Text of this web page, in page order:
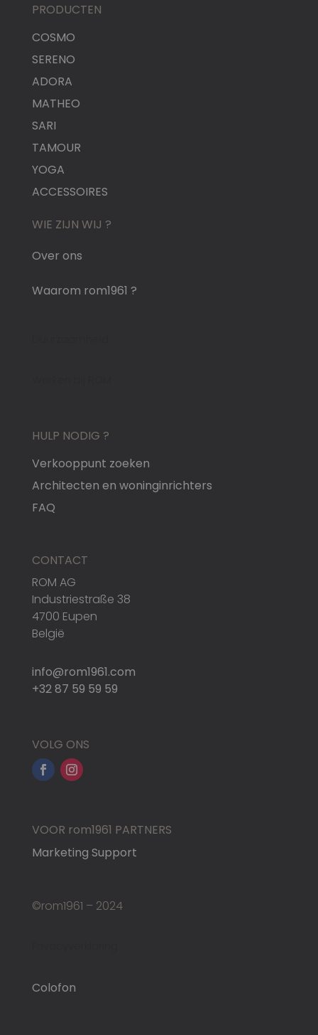
PRODUCTEN
COSMO
SERENO
ADORA
MATHEO
SARI
TAMOUR
YOGA
ACCESSOIRES
WIE ZIJN WIJ ?
Over ons
Waarom rom1961 ?
HULP NODIG ?
Verkooppunt zoeken
Architecten en woninginrichters
FAQ
CONTACT
ROM AG
Industriestraße 38
4700 Eupen
België
info@rom1961.com
+32 87 59 59 59
VOLG ONS
VOOR rom1961 PARTNERS
Marketing Support
©rom1961 – 2024
Colofon